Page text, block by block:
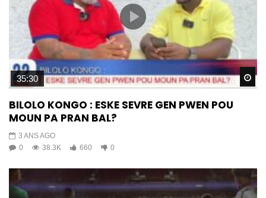
35:30
BILOLO KONGO : ESKE SEVRE GEN PWEN POU
MOUN PA PRAN BAL?
3 ANS AGO
0
38.3K 660 0